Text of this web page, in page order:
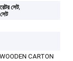
সেট,
CARTON